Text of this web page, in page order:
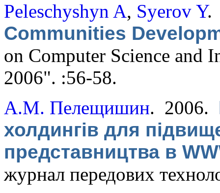
Peleschyshyn A, Syerov Y.
Communities
on Computer Science and
2006". :56-58.
А.М. Пелещишин. 2006.
холдингів для
представництва в
журнал передових